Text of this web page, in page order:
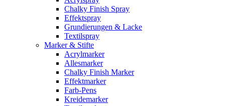
Chalky Finish Spray
Effektspray
Grundierungen & Lacke
Textilspray
Marker & Stifte
Acrylmarker
Allesmarker
Chalky Finish Marker
Effektmarker
Farb-Pens
Kreidemarker